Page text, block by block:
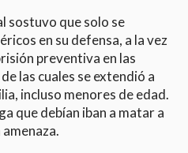
sostuvo que solo se
en su defensa, a la vez
preventiva en las
las cuales se extendió a
incluso menores de edad.
que debían iban a matar a